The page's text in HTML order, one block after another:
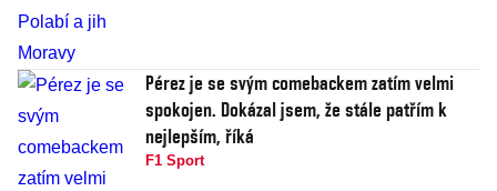
Pérez je se svým comebackem zatím velmi
spokojen. Dokázal jsem, že stále patřím k
nejlepším, říká
F1 Sport